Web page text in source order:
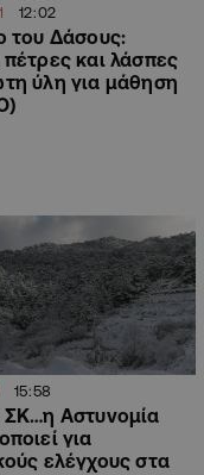
12:02
του Δάσους:
και λάσπες
ύλη για μάθηση
15:58
ΣΚ…η Αστυνομία
για
ελέγχους στα